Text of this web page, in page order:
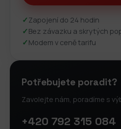
✓Zapojení do 24 hodin
✓Bez závazku a skrytých
✓Modem v ceně tarifu
Potřebujete poradit?
Zavolejte nám, poradíme s
+420 792 315 084